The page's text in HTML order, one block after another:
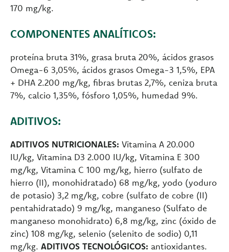
170 mg/kg.
COMPONENTES ANALÍTICOS:
proteína bruta 31%, grasa bruta 20%, ácidos grasos
Omega-6 3,05%, ácidos grasos Omega-3 1,5%, EPA
+ DHA 2.200 mg/kg, fibras brutas 2,7%, ceniza bruta
7%, calcio 1,35%, fósforo 1,05%, humedad 9%.
ADITIVOS:
ADITIVOS NUTRICIONALES: Vitamina A 20.000
IU/kg, Vitamina D3 2.000 IU/kg, Vitamina E 300
mg/kg, Vitamina C 100 mg/kg, hierro (sulfato de
hierro (II), monohidratado) 68 mg/kg, yodo (yoduro
de potasio) 3,2 mg/kg, cobre (sulfato de cobre (II)
pentahidratado) 9 mg/kg, manganeso (Sulfato de
manganeso monohidrato) 6,8 mg/kg, zinc (óxido de
zinc) 108 mg/kg, selenio (selenito de sodio) 0,11
mg/kg. ADITIVOS TECNOLÓGICOS: antioxidantes.